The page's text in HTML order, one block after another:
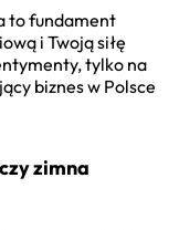
to fundament
i Twoją siłę
tylko na
biznes w Polsce
zimna